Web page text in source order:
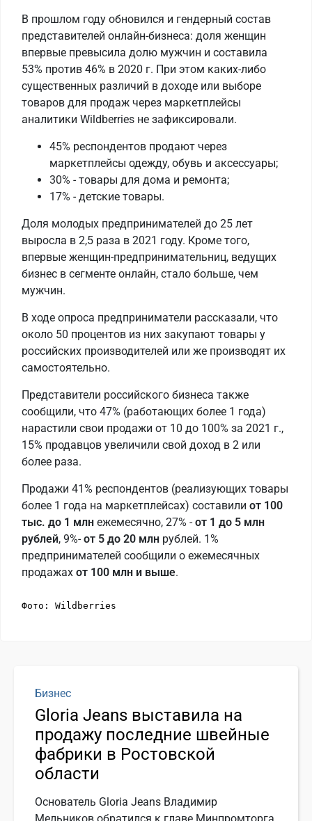
В прошлом году обновился и гендерный состав
представителей онлайн-бизнеса: доля женщин
впервые превысила долю мужчин и составила
53% против 46% в 2020 г. При этом каких-либо
существенных различий в доходе или выборе
товаров для продаж через маркетплейсы
аналитики Wildberries не зафиксировали.
45% респондентов продают через
маркетплейсы одежду, обувь и аксессуары;
30% - товары для дома и ремонта;
17% - детские товары.
Доля молодых предпринимателей до 25 лет
выросла в 2,5 раза в 2021 году. Кроме того,
впервые женщин-предпринимательниц, ведущих
бизнес в сегменте онлайн, стало больше, чем
мужчин.
В ходе опроса предприниматели рассказали, что
около 50 процентов из них закупают товары у
российских производителей или же производят их
самостоятельно.
Представители российского бизнеса также
сообщили, что 47% (работающих более 1 года)
нарастили свои продажи от 10 до 100% за 2021 г.,
15% продавцов увеличили свой доход в 2 или
более раза.
Продажи 41% респондентов (реализующих товары
более 1 года на маркетплейсах) составили от 100
тыс. до 1 млн ежемесячно, 27% -от 1 до 5 млн
рублей, 9%-от 5 до 20 млн рублей. 1%
предпринимателей сообщили о ежемесячных
продажах от 100 млн и выше.
Фото: Wildberries
Бизнес
Gloria Jeans выставила на
продажу последние швейные
фабрики в Ростовской
области
Основатель Gloria Jeans Владимир